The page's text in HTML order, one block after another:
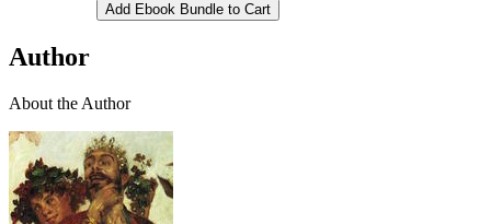
Add Ebook Bundle to Cart
Author
About the Author